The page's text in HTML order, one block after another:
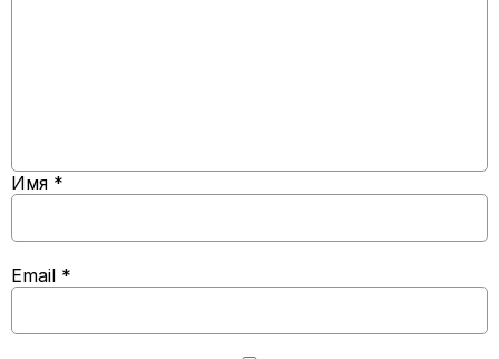
Имя *
Email *